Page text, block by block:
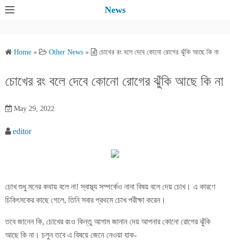
News
Home » Other News » চোখের রং বলে দেবে কোনো রোগের ঝুঁকি আছে কি না
চোখের রং বলে দেবে কোনো রোগের ঝুঁকি আছে কি না
May 29, 2022
editor
চোখ শুধু মনের কথায় বলে না! স্বাস্থ্য সম্পর্কেও নানা বিষয় বলে দেয় চোখ। এ কারণে
চিকিৎসকের কাছে গেলে, তিনি সবার প্রথমে চোখ পরীক্ষা করেন।
তবে জানেন কি, চোখের রংও কিন্তু আগাম জানান দেয় আপনার কোনো রোগের ঝুঁকি
আছে কি না। চলুন তবে এ বিষয়ে জেনে নেওয়া যাক-